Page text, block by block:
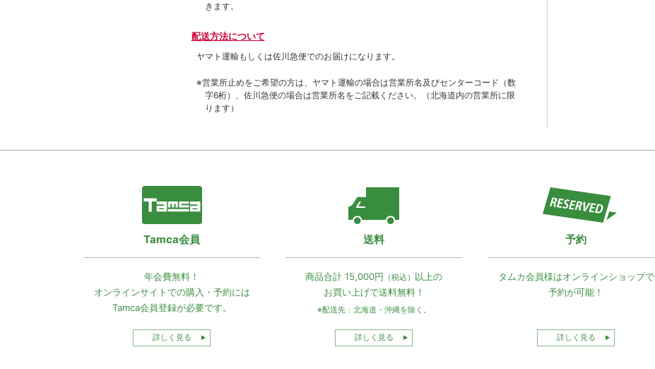
きます。
配送方法について
ヤマト運輸もしくは佐川急便でのお届けになります。
※営業所止めをご希望の方は、ヤマト運輸の場合は営業所名及びセンターコード（数
字6桁）、佐川急便の場合は営業所名をご記載ください。（北海道内の営業所に限
ります）
Tamca会員
年会費無料！
オンラインサイトでの購入・予約には
Tamca会員登録が必要です。
詳しく見る
送料
商品合計 15,000円 （税込） 以上の
お買い上げで送料無料！
※配送先：北海道・沖縄を除く。
詳しく見る
予約
タムカ会員様はオンラインショップで
予約が可能！
詳しく見る